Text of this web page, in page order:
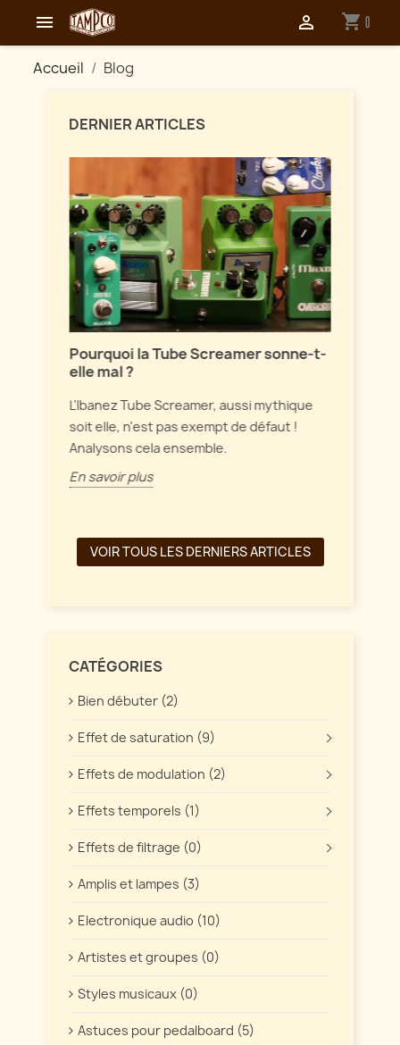
 shopping_cart 0

Accueil Blog
DERNIER ARTICLES
Pourquoi la Tube Screamer sonne-t-
elle mal ?
L'Ibanez Tube Screamer, aussi mythique
soit elle, n'est pas exempt de défaut !
Analysons cela ensemble.
En savoir plus
VOIR TOUS LES DERNIERS ARTICLES
CATÉGORIES
Bien débuter (2)
Effet de saturation (9)
Effets de modulation (2)
Effets temporels (1)
Effets de filtrage (0)
Amplis et lampes (3)
Electronique audio (10)
Artistes et groupes (0)
Styles musicaux (0)
Astuces pour pedalboard (5)